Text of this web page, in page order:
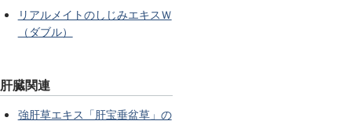
リアルメイトのしじみエキスＷ
（ダブル）
肝臓関連
強肝草エキス「肝宝垂盆草」の